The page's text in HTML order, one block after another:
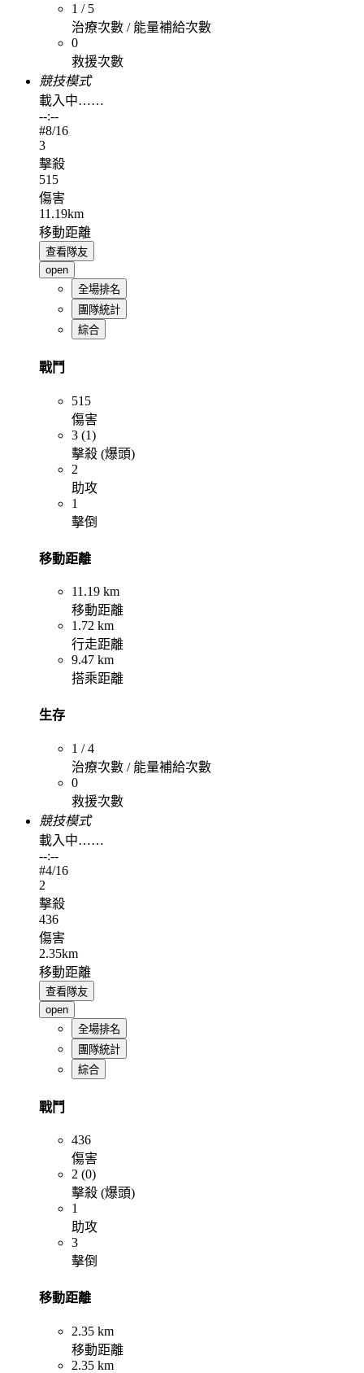
1 / 5
治療次數 / 能量補給次數
0
救援次數
競技模式
載入中……
--:--
#8/16
3
擊殺
515
傷害
11.19km
移動距離
查看隊友
open
全場排名
團隊統計
綜合
戰鬥
515
傷害
3 (1)
擊殺 (爆頭)
2
助攻
1
擊倒
移動距離
11.19 km
移動距離
1.72 km
行走距離
9.47 km
搭乘距離
生存
1 / 4
治療次數 / 能量補給次數
0
救援次數
競技模式
載入中……
--:--
#4/16
2
擊殺
436
傷害
2.35km
移動距離
查看隊友
open
全場排名
團隊統計
綜合
戰鬥
436
傷害
2 (0)
擊殺 (爆頭)
1
助攻
3
擊倒
移動距離
2.35 km
移動距離
2.35 km